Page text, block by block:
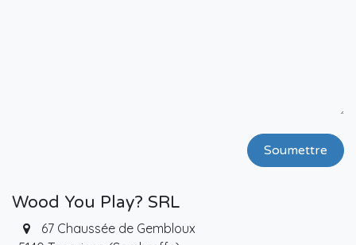
Soumettre
Wood You Play? SRL
67 Chaussée de Gembloux